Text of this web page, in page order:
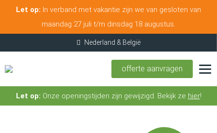
Let op: In verband met vakantie zijn we van gesloten van
maandag 27 juli t/m dinsdag 18 augustus.
offerte aanvragen
Let op: Onze openingstijden zijn gewijzigd. Bekijk ze hier!